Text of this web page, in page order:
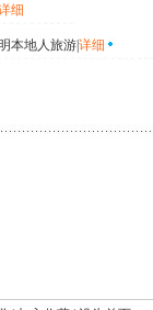
细
详细
本地人旅游|